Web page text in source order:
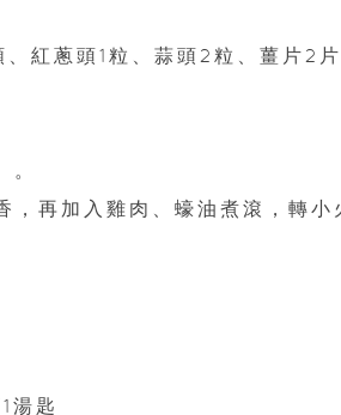
紅蔥頭1粒、蒜頭2粒、薑片2
。
，再加入雞肉、蠔油煮滾，轉小
湯匙